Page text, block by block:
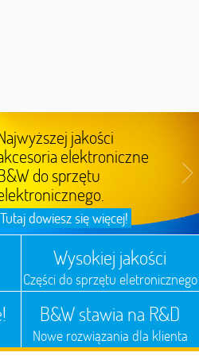
jakości
elektroniczne
do sprzętu
Tutaj dowiesz się więcej!
Wysokiej jakości
Części do sprzętu eletronicznego
B&W stawia na R&D
Nowe rozwiązania dla klienta